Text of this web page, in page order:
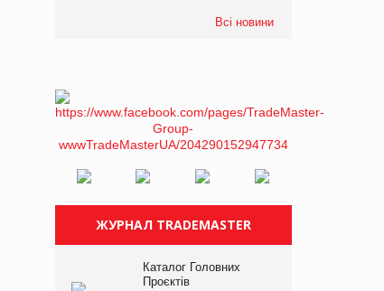
Всі новини
ЖУРНАЛ TRADEMASTER
Каталог Головних
Проєктів